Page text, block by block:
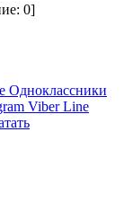
0]
Одноклассники
Viber Line